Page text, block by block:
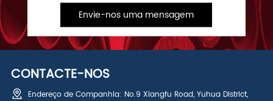
Envie-nos uma mensagem
CONTACTE-NOS
Endereço de Companhia: No.9 Xiangfu Road, Yuhua District,